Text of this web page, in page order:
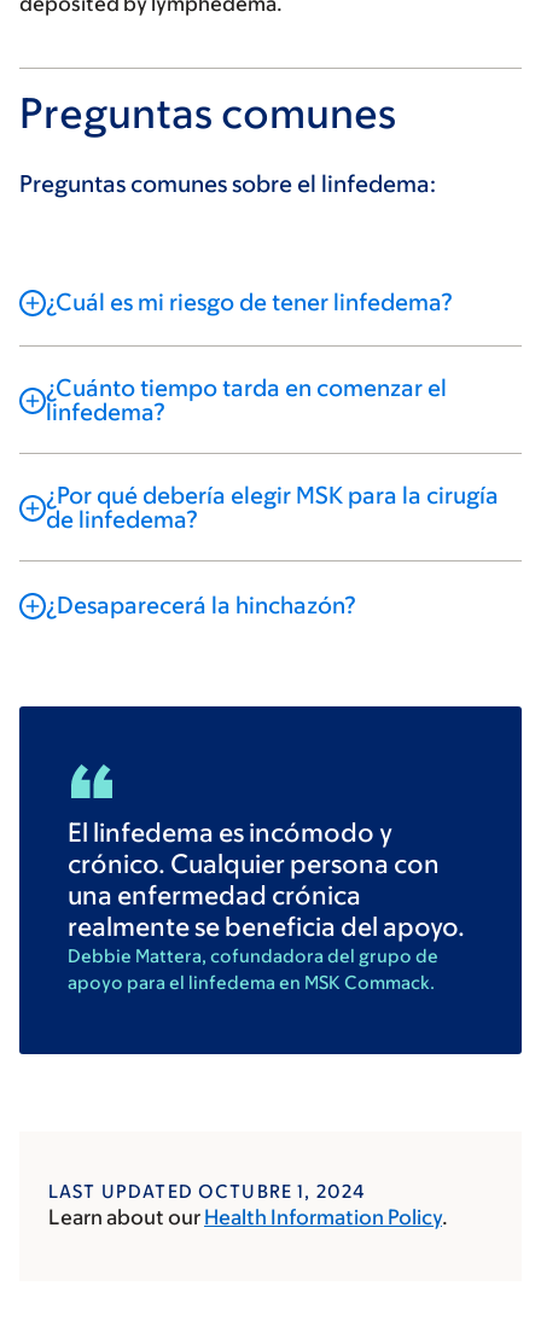
Preguntas comunes
Preguntas comunes sobre el linfedema:
¿Cuál es mi riesgo de tener linfedema?
¿Cuánto tiempo tarda en comenzar el
linfedema?
¿Por qué debería elegir MSK para la cirugía
de linfedema?
¿Desaparecerá la hinchazón?
El linfedema es incómodo y
crónico. Cualquier persona con
una enfermedad crónica
realmente se beneficia del apoyo.
Debbie Mattera, cofundadora del grupo de
apoyo para el linfedema en MSK Commack.
LAST UPDATED OCTUBRE 1, 2024
Learn about our Health Information Policy.